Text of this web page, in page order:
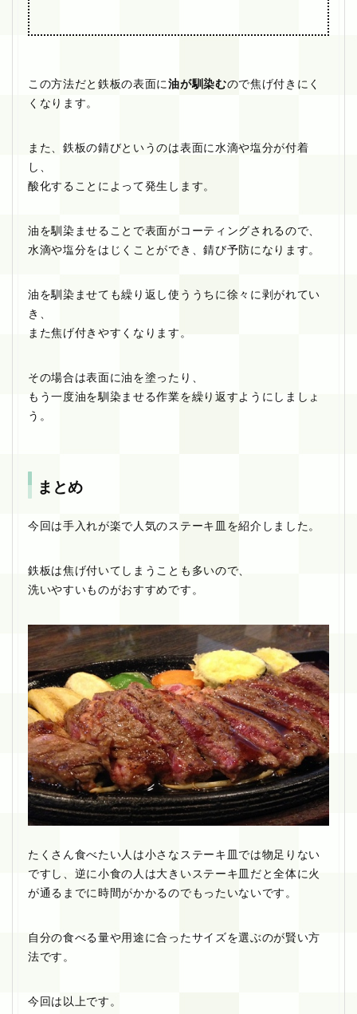
この方法だと鉄板の表面に油が馴染むので焦げ付きにく
くなります。
また、鉄板の錆びというのは表面に水滴や塩分が付着
し、
酸化することによって発生します。
油を馴染ませることで表面がコーティングされるので、
水滴や塩分をはじくことができ、錆び予防になります。
油を馴染ませても繰り返し使ううちに徐々に剥がれてい
き、
また焦げ付きやすくなります。
その場合は表面に油を塗ったり、
もう一度油を馴染ませる作業を繰り返すようにしましょ
う。
まとめ
今回は手入れが楽で人気のステーキ皿を紹介しました。
鉄板は焦げ付いてしまうことも多いので、
洗いやすいものがおすすめです。
たくさん食べたい人は小さなステーキ皿では物足りない
ですし、逆に小食の人は大きいステーキ皿だと全体に火
が通るまでに時間がかかるのでもったいないです。
自分の食べる量や用途に合ったサイズを選ぶのが賢い方
法です。
今回は以上です。